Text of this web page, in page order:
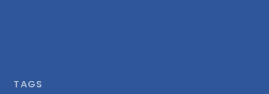
TAGS